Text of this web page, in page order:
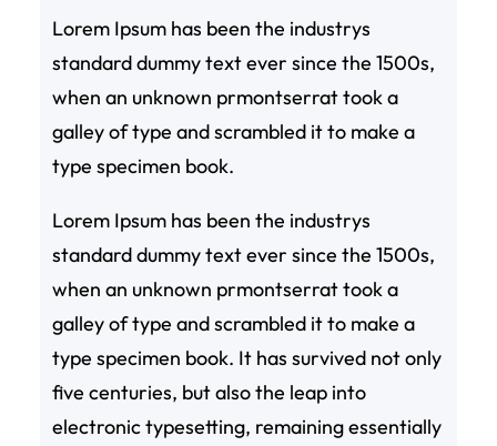
Lorem Ipsum has been the industrys
standard dummy text ever since the 1500s,
when an unknown prmontserrat took a
galley of type and scrambled it to make a
type specimen book.
Lorem Ipsum has been the industrys
standard dummy text ever since the 1500s,
when an unknown prmontserrat took a
galley of type and scrambled it to make a
type specimen book. It has survived not only
five centuries, but also the leap into
electronic typesetting, remaining essentially